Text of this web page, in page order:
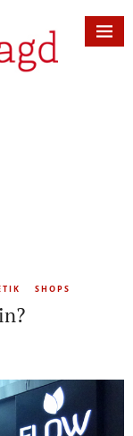
SHOPS